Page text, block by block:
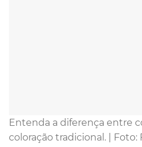
Entenda a diferença entre
coloração tradicional. | Foto: